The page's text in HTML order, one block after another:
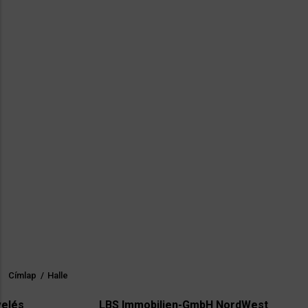
Morzsa
Címlap / Halle
LBS Immobilien-GmbH NordWest